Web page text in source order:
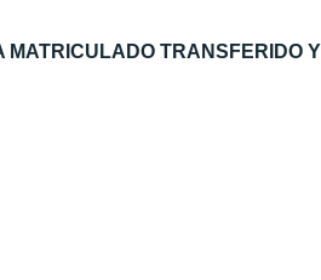
TRANSFERIDO